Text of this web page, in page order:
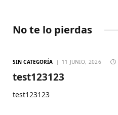
No te lo pierdas
SIN CATEGORÍA 11 JUNIO, 2026
test123123
test123123